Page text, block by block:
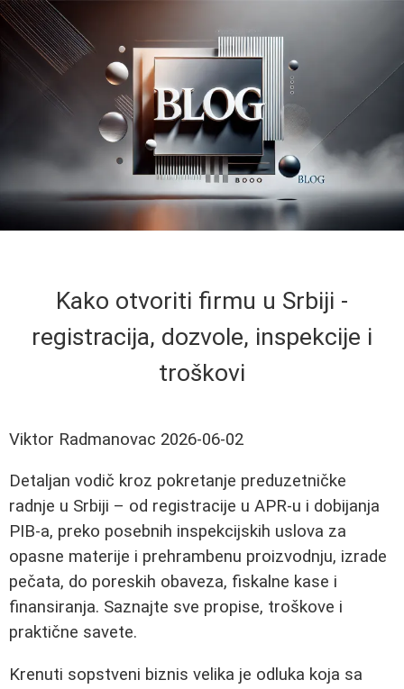
Kako otvoriti firmu u Srbiji -
registracija, dozvole, inspekcije i
troškovi
Viktor Radmanovac 2026-06-02
Detaljan vodič kroz pokretanje preduzetničke
radnje u Srbiji – od registracije u APR‑u i dobijanja
PIB‑a, preko posebnih inspekcijskih uslova za
opasne materije i prehrambenu proizvodnju, izrade
pečata, do poreskih obaveza, fiskalne kase i
finansiranja. Saznajte sve propise, troškove i
praktične savete.
Krenuti sopstveni biznis velika je odluka koja sa